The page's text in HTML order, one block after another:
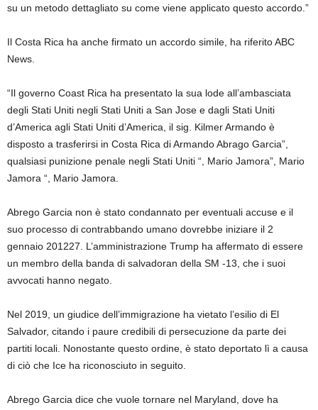
su un metodo dettagliato su come viene applicato questo accordo.”
Il Costa Rica ha anche firmato un accordo simile, ha riferito ABC
News.
“Il governo Coast Rica ha presentato la sua lode all’ambasciata
degli Stati Uniti negli Stati Uniti a San Jose e dagli Stati Uniti
d’America agli Stati Uniti d’America, il sig. Kilmer Armando è
disposto a trasferirsi in Costa Rica di Armando Abrago Garcia”,
qualsiasi punizione penale negli Stati Uniti “, Mario Jamora”, Mario
Jamora “, Mario Jamora.
Abrego Garcia non è stato condannato per eventuali accuse e il
suo processo di contrabbando umano dovrebbe iniziare il 2
gennaio 201227. L’amministrazione Trump ha affermato di essere
un membro della banda di salvadoran della SM -13, che i suoi
avvocati hanno negato.
Nel 2019, un giudice dell’immigrazione ha vietato l’esilio di El
Salvador, citando i paure credibili di persecuzione da parte dei
partiti locali. Nonostante questo ordine, è stato deportato lì a causa
di ciò che Ice ha riconosciuto in seguito.
Abrego Garcia dice che vuole tornare nel Maryland, dove ha